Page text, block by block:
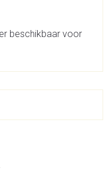
beschikbaar voor